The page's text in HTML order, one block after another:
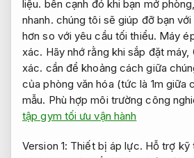
liệu. bên cạnh đó khi bạn mở phòng,
nhanh. chúng tôi sẽ giúp đỡ bạn
hơn so với yêu cầu tối thiểu. Máy
xác. Hãy nhớ rằng khi sắp đặt máy,
xác. cần để khoảng cách giữa
của phòng văn hóa (tức là 1m giữa
mẫu. Phù hợp môi trường công
tập gym tối ưu vận hành
Version 1: Thiết bị áp lực. Hỗ trợ kỹ